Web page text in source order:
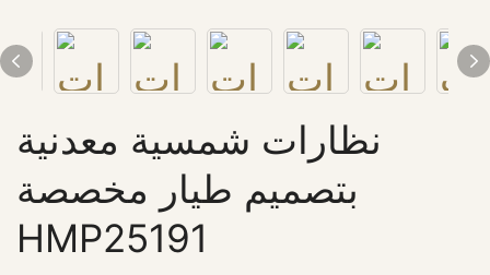
نظارات شمسية معدنية
بتصميم طيار مخصصة
HMP25191